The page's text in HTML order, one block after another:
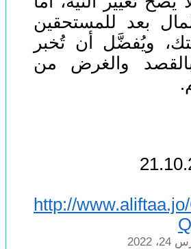
بعد للمستحقين
ويُفضَّل أن تُخبر
بالقصد والغرض من
http://
2022